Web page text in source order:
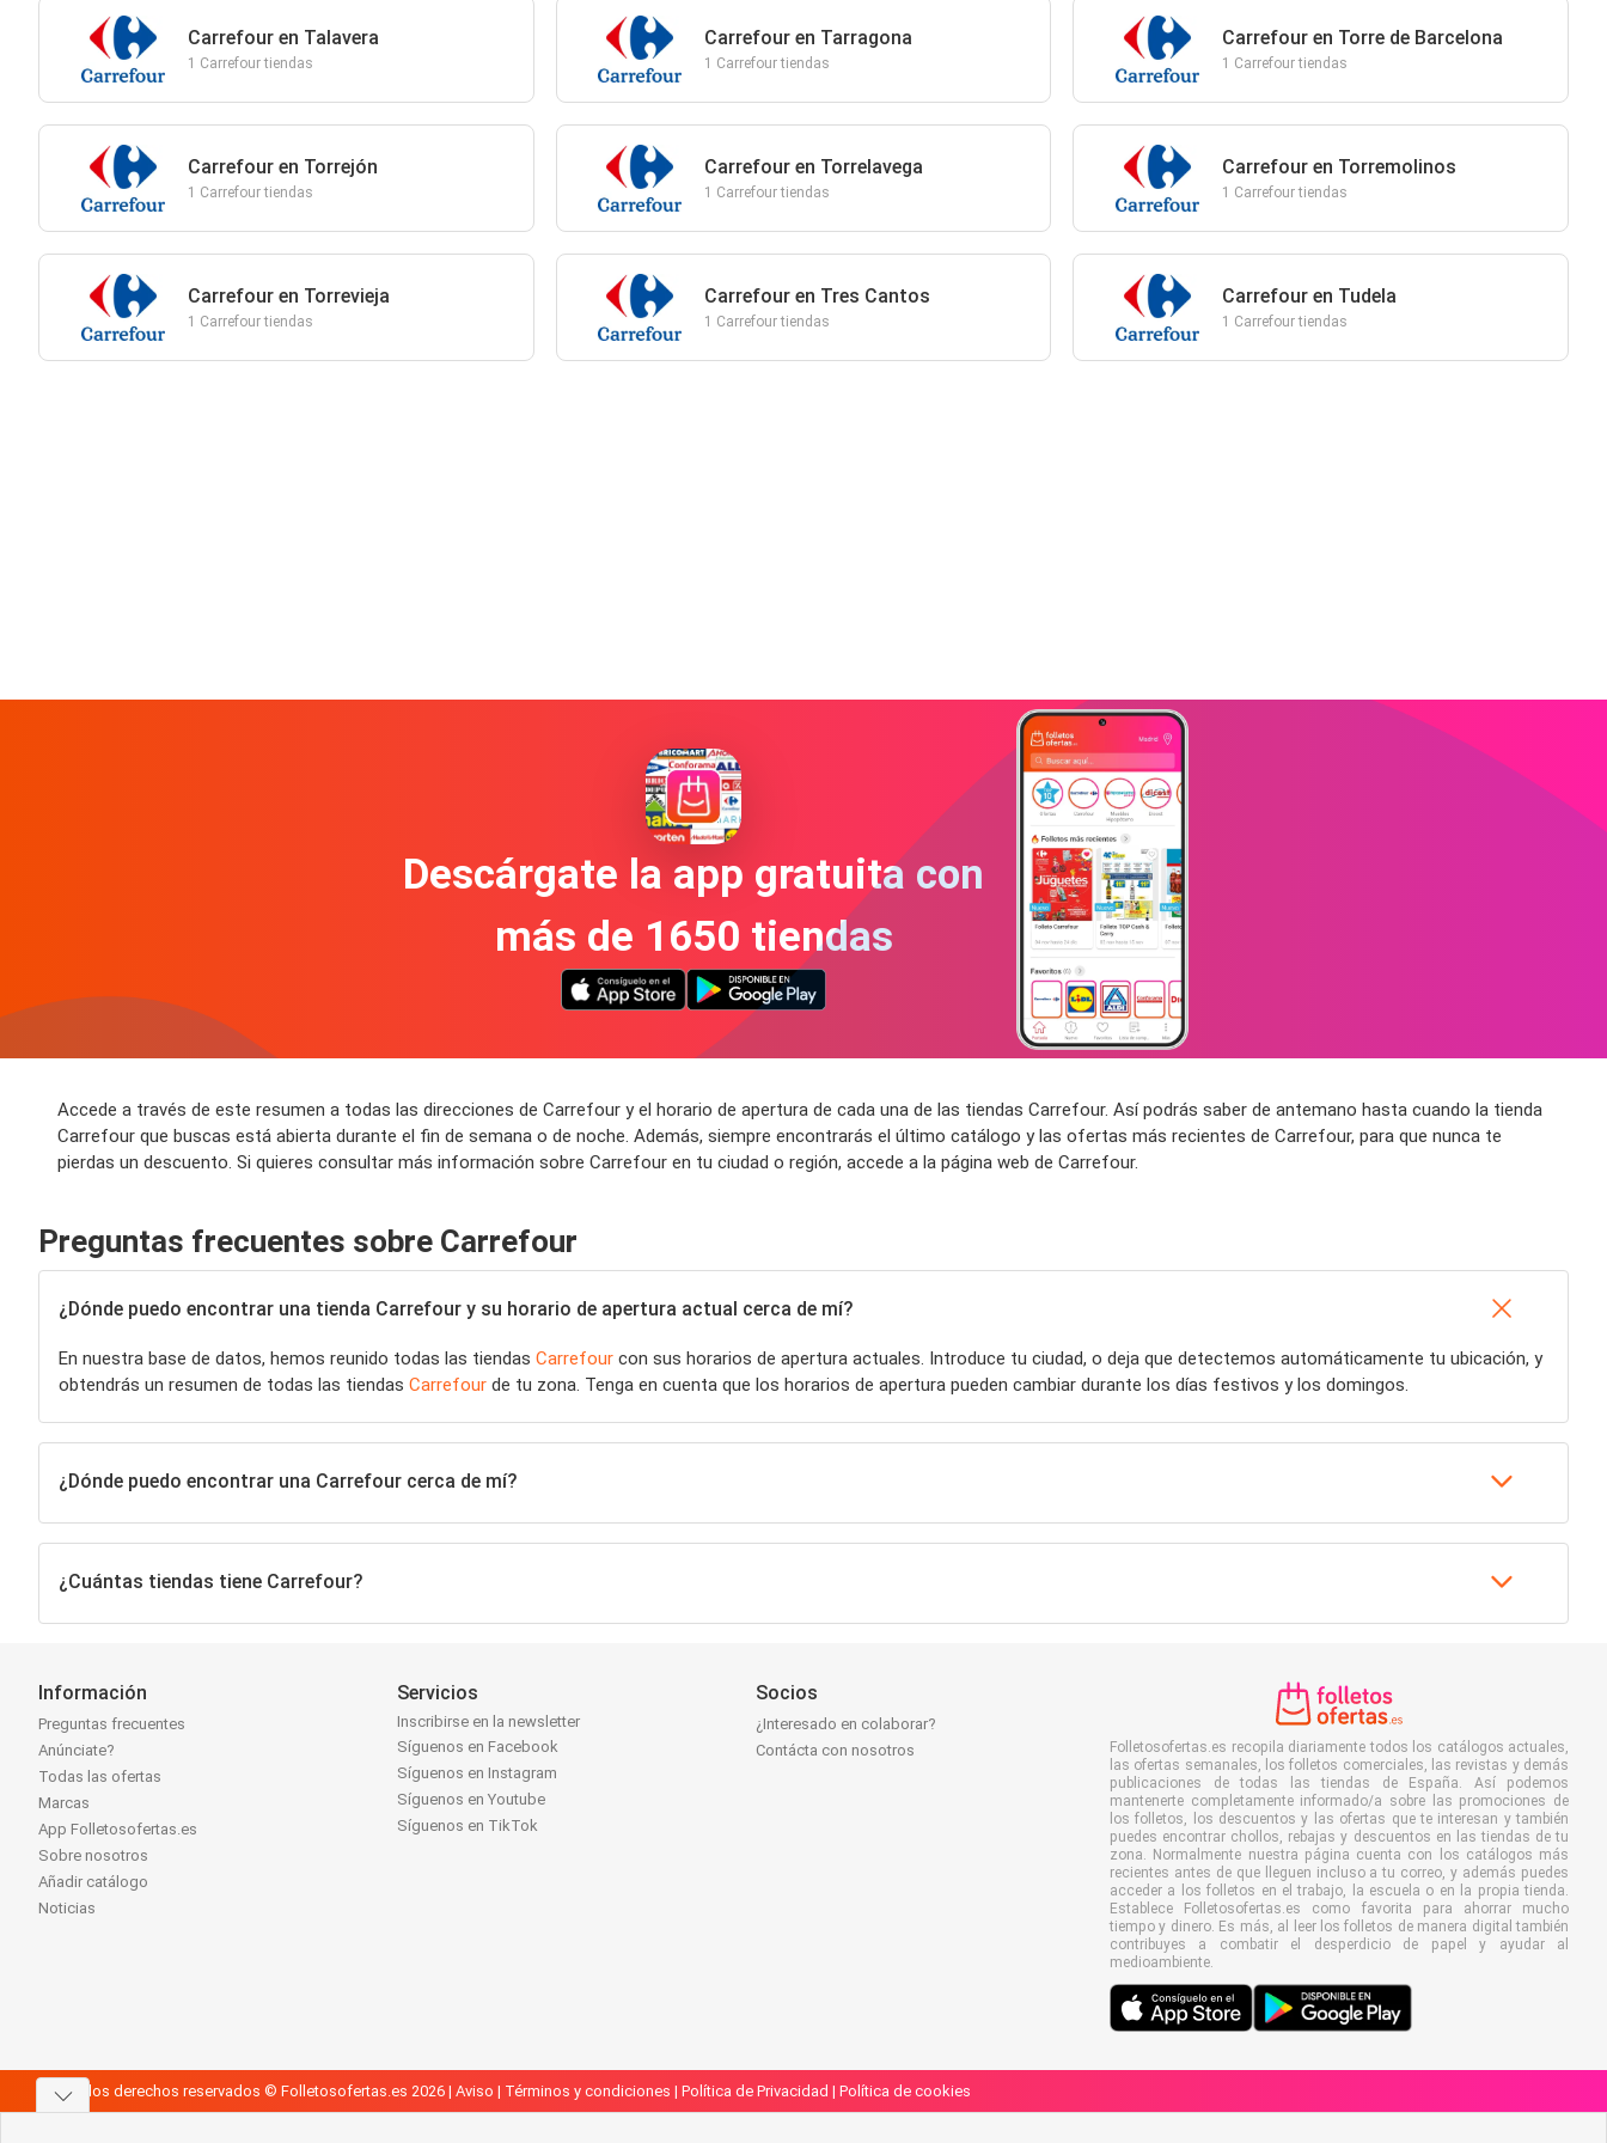
Carrefour en Talavera
1 Carrefour tiendas
Carrefour en Tarragona
1 Carrefour tiendas
Carrefour en Torre de Barcelona
1 Carrefour tiendas
Carrefour en Torrejón
1 Carrefour tiendas
Carrefour en Torrelavega
1 Carrefour tiendas
Carrefour en Torremolinos
1 Carrefour tiendas
Carrefour en Torrevieja
1 Carrefour tiendas
Carrefour en Tres Cantos
1 Carrefour tiendas
Carrefour en Tudela
1 Carrefour tiendas
Descárgate la app gratuita con
más de 1650 tiendas
Accede a través de este resumen a todas las direcciones de Carrefour y el horario de apertura de cada una de las tiendas Carrefour. Así podrás saber de antemano hasta cuando la tienda
Carrefour que buscas está abierta durante el fin de semana o de noche. Además, siempre encontrarás el último catálogo y las ofertas más recientes de Carrefour, para que nunca te
pierdas un descuento. Si quieres consultar más información sobre Carrefour en tu ciudad o región, accede a la página web de Carrefour.
Preguntas frecuentes sobre Carrefour
¿Dónde puedo encontrar una tienda Carrefour y su horario de apertura actual cerca de mí?
En nuestra base de datos, hemos reunido todas las tiendas Carrefour con sus horarios de apertura actuales. Introduce tu ciudad, o deja que detectemos automáticamente tu ubicación, y
obtendrás un resumen de todas las tiendas Carrefour de tu zona. Tenga en cuenta que los horarios de apertura pueden cambiar durante los días festivos y los domingos.
¿Dónde puedo encontrar una Carrefour cerca de mí?
¿Cuántas tiendas tiene Carrefour?
Información
Preguntas frecuentes
Anúnciate?
Todas las ofertas
Marcas
App Folletosofertas.es
Sobre nosotros
Añadir catálogo
Noticias
Servicios
Inscribirse en la newsletter
Síguenos en Facebook
Síguenos en Instagram
Síguenos en Youtube
Síguenos en TikTok
Socios
¿Interesado en colaborar?
Contácta con nosotros
Folletosofertas.es recopila diariamente todos los catálogos actuales,
las ofertas semanales, los folletos comerciales, las revistas y demás
publicaciones de todas las tiendas de España. Así podemos
mantenerte completamente informado/a sobre las promociones de
los folletos, los descuentos y las ofertas que te interesan y también
puedes encontrar chollos, rebajas y descuentos en las tiendas de tu
zona. Normalmente nuestra página cuenta con los catálogos más
recientes antes de que lleguen incluso a tu correo, y además puedes
acceder a los folletos en el trabajo, la escuela o en la propia tienda.
Establece Folletosofertas.es como favorita para ahorrar mucho
tiempo y dinero. Es más, al leer los folletos de manera digital también
contribuyes a combatir el desperdicio de papel y ayudar al
medioambiente.
Todos los derechos reservados © Folletosofertas.es 2026 | Aviso | Términos y condiciones | Política de Privacidad | Política de cookies